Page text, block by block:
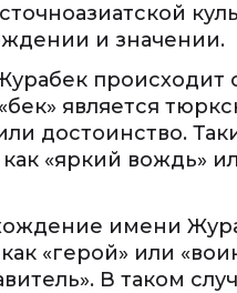
и значении.
происходит
является
достоинство.
«яркий вождь»
имени
«герой» или
В таком